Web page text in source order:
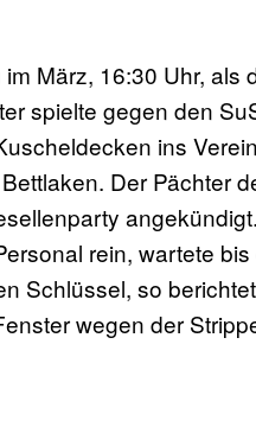
März, 16:30 Uhr, als
spielte gegen den
ins
Der Pächter
rein, wartete
Schlüssel, so
wegen der